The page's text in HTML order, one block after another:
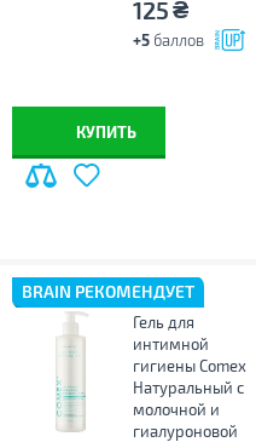
125₴
+5 баллов
КУПИТЬ
BRAIN РЕКОМЕНДУЕТ
Гель для
интимной
гигиены Comex
Натуральный с
молочной и
гиалуроновой